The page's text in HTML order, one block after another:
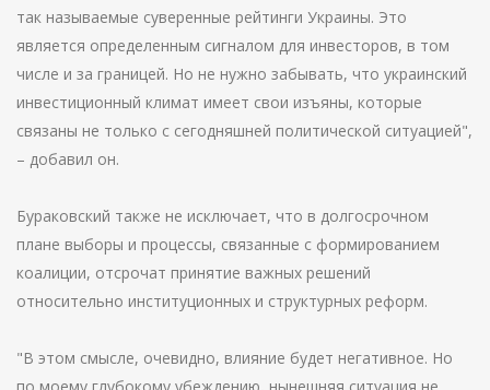
так называемые суверенные рейтинги Украины. Это
является определенным сигналом для инвесторов, в том
числе и за границей. Но не нужно забывать, что украинский
инвестиционный климат имеет свои изъяны, которые
связаны не только с сегодняшней политической ситуацией",
– добавил он.
Бураковский также не исключает, что в долгосрочном
плане выборы и процессы, связанные с формированием
коалиции, отсрочат принятие важных решений
относительно институционных и структурных реформ.
"В этом смысле, очевидно, влияние будет негативное. Но